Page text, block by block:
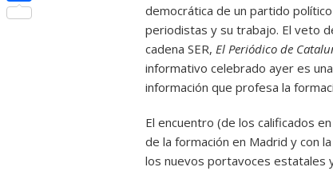
democrática de un partido
periodistas y su trabajo. El veto
cadena SER, El Periódico de
informativo celebrado ayer es
información que profesa la
El encuentro (de los calificados
de la formación en Madrid y con
los nuevos portavoces estatales
Compartir